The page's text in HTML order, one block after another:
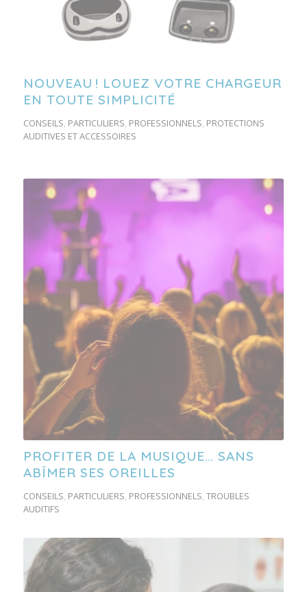
NOUVEAU ! LOUEZ VOTRE CHARGEUR
EN TOUTE SIMPLICITÉ
CONSEILS, PARTICULIERS, PROFESSIONNELS, PROTECTIONS
AUDITIVES ET ACCESSOIRES
PROFITER DE LA MUSIQUE… SANS
ABÎMER SES OREILLES
CONSEILS, PARTICULIERS, PROFESSIONNELS, TROUBLES
AUDITIFS